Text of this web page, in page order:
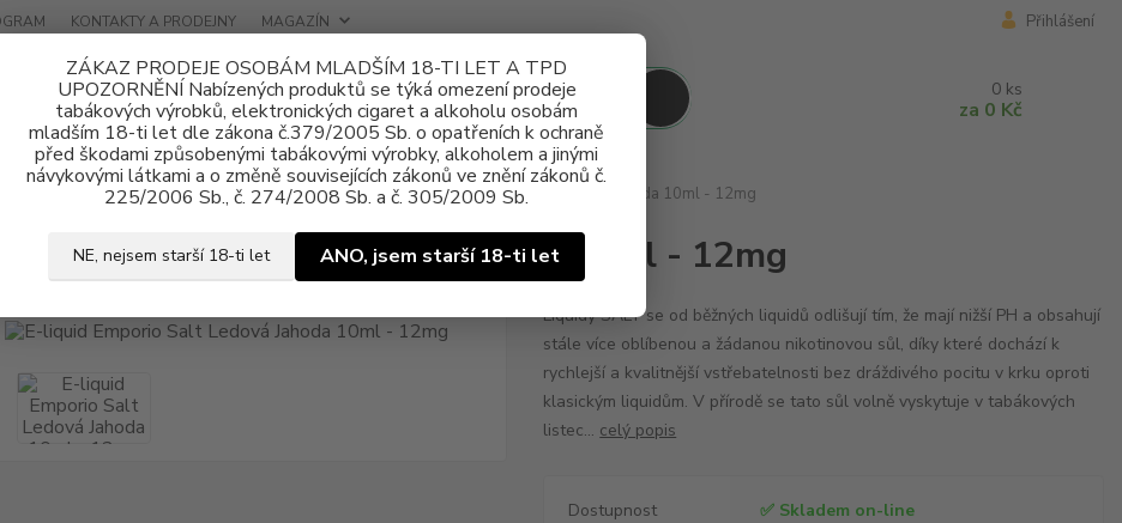
ZÁKAZ PRODEJE OSOBÁM MLADŠÍM 18-TI LET A TPD
UPOZORNĚNÍ Nabízených produktů se týká omezení prodeje
tabákových výrobků, elektronických cigaret a alkoholu osobám
mladším 18-ti let dle zákona č.379/2005 Sb. o opatřeních k ochraně
před škodami způsobenými tabákovými výrobky, alkoholem a jinými
návykovými látkami a o změně souvisejících zákonů ve znění zákonů č.
225/2006 Sb., č. 274/2008 Sb. a č. 305/2009 Sb.
NE, nejsem starší 18-ti let ANO, jsem starší 18-ti let
KONTAKTY A PRODEJNY MAGAZÍN Přihlášení
0 ks
za 0 Kč
Náplně e-liquid Nikotinová sůl Emporio SALT E-liquid Emporio Salt Ledová Jahoda 10ml - 12mg
Emporio Salt Ledová Jahoda 10ml - 12mg
Liquidy SALT se od běžných liquidů odlišují tím, že mají nižší PH a obsahují
stále více oblíbenou a žádanou nikotinovou sůl, díky které dochází k
rychlejší a kvalitnější vstřebatelnosti bez dráždivého pocitu v krku oproti
klasickým liquidům. V přírodě se tato sůl volně vyskytuje v tabákových
listec... celý popis
Dostupnost
✅ Skladem on-line